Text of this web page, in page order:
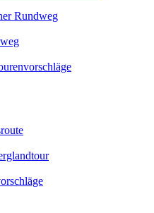
Rundweg